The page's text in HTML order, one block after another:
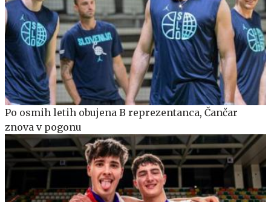
Po osmih letih obujena B reprezentanca, Čančar
znova v pogonu